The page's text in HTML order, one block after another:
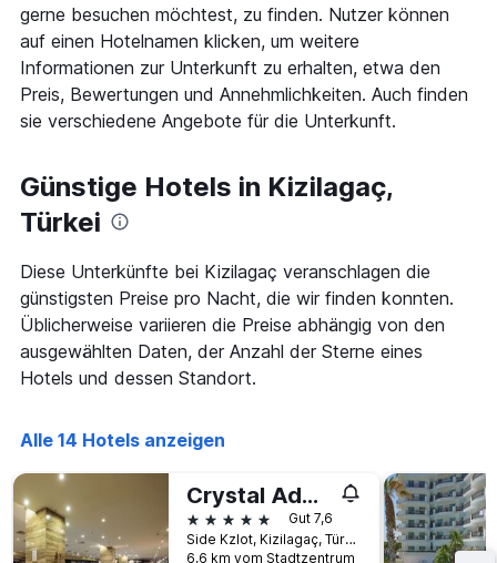
Diagramm
hat
1
X-
Achse,
die
die
der
Tage
vor
dem
anzeigt
Das
Diagramm
1
Y-
den
durchschnittlichen
Zimmerpreis
anzeigt
gerne besuchen möchtest, zu finden. Nutzer können
auf einen Hotelnamen klicken, um weitere
Informationen zur Unterkunft zu erhalten, etwa den
Preis, Bewertungen und Annehmlichkeiten. Auch finden
sie verschiedene Angebote für die Unterkunft.
Günstige Hotels in Kizilagaç,
Türkei
Diese Unterkünfte bei Kizilagaç veranschlagen die
günstigsten Preise pro Nacht, die wir finden konnten.
Üblicherweise variieren die Preise abhängig von den
ausgewählten Daten, der Anzahl der Sterne eines
Hotels und dessen Standort.
Alle 14 Hotels anzeigen
Crystal Admiral Resort Suites & Spa
5 Sterne
Gut 7,6
Side Kzlot, Kizilagaç, Türkei
6,6 km vom Stadtzentrum